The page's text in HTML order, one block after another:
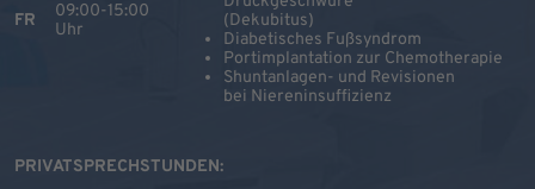
FR
09:00-15:00
Uhr
(Dekubitus)
Diabetisches Fußsyndrom
Portimplantation zur Chemotherapie
Shuntanlagen- und Revisionen
bei Niereninsuffizienz
PRIVATSPRECHSTUNDEN: